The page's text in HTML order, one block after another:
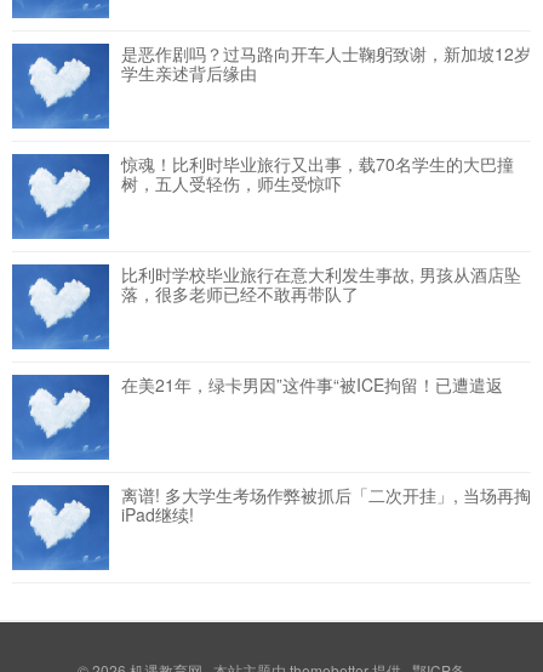
是恶作剧吗？过马路向开车人士鞠躬致谢，新加坡12岁
学生亲述背后缘由
惊魂！比利时毕业旅行又出事，载70名学生的大巴撞
树，五人受轻伤，师生受惊吓
比利时学校毕业旅行在意大利发生事故, 男孩从酒店坠
落，很多老师已经不敢再带队了
在美21年，绿卡男因”这件事“被ICE拘留！已遭遣返
离谱! 多大学生考场作弊被抓后「二次开挂」, 当场再掏
iPad继续!